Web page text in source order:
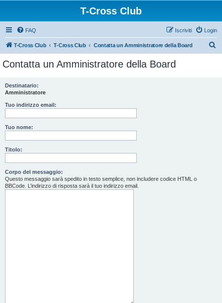
T-Cross Club
FAQ Login
Iscriviti
T-Cross Club T-Cross Club Contatta un Amministratore della Board
Contatta un Amministratore della Board
Destinatario:
Amministratore
Tuo indirizzo email:
Tuo nome:
Titolo:
Corpo del messaggio:
Questo messaggio sarà spedito in testo semplice, non includere codice HTML o
BBCode. L’indirizzo di risposta sarà il tuo indirizzo email.